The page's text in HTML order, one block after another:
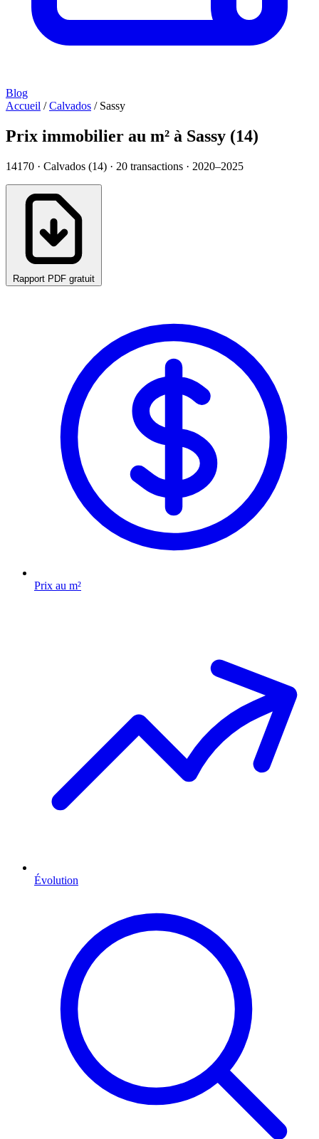
Blog
Accueil / Calvados / Sassy
Prix immobilier au m² à Sassy (14)
14170 · Calvados (14) · 20 transactions · 2020–2025
Rapport PDF gratuit
Prix au m²
Évolution